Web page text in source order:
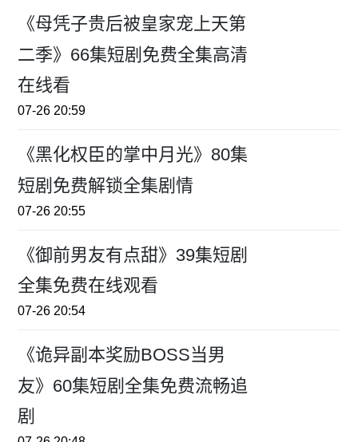
《母凭子贵后被皇家宠上天第
二季》66集短剧免费全集高清
在线看
07-26 20:59
《黑化权臣的掌中月光》80集
短剧免费解锁全集剧情
07-26 20:55
《御前男友有点甜》39集短剧
全集免费在线观看
07-26 20:54
《诡异副本奖励BOSS当男
友》60集短剧全集免费流畅追
剧